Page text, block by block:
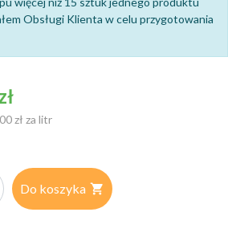
Obsługi Klienta w celu przygotowania
zł za litr
Do koszyka 